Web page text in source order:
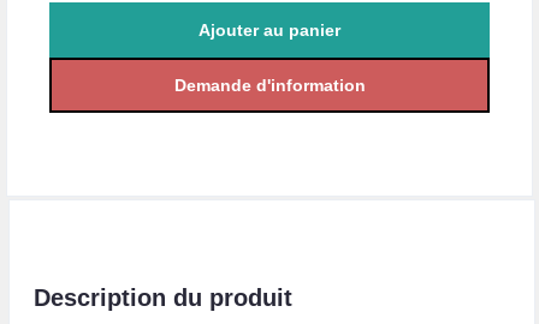
Description du produit